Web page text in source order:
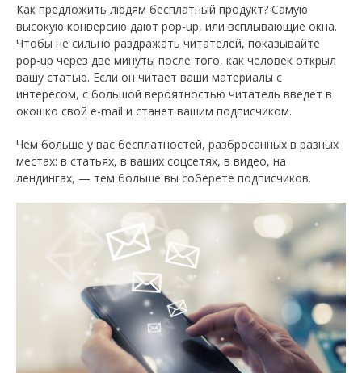
Как предложить людям бесплатный продукт? Самую
высокую конверсию дают pop-up, или всплывающие окна.
Чтобы не сильно раздражать читателей, показывайте
pop-up через две минуты после того, как человек открыл
вашу статью. Если он читает ваши материалы с
интересом, с большой вероятностью читатель введет в
окошко свой e-mail и станет вашим подписчиком.
Чем больше у вас бесплатностей, разбросанных в разных
местах: в статьях, в ваших соцсетях, в видео, на
лендингах, — тем больше вы соберете подписчиков.